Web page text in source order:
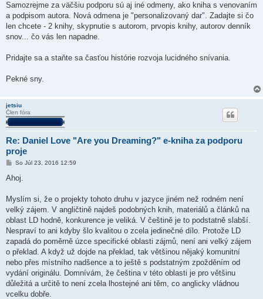
Samozrejme za väčšiu podporu sú aj iné odmeny, ako kniha s venovaním
a podpisom autora. Nová odmena je "personalizovaný dar". Zadajte si čo
len chcete - 2 knihy, skypnutie s autorom, prvopis knihy, autorov denník
snov... čo vás len napadne.
Pridajte sa a staňte sa časťou histórie rozvoja lucidného snívania.
Pekné sny.
jetsiu
Člen fóra
Re: Daniel Love "Are you Dreaming?" e-kniha za podporu
proje
P
í
e
v
o
k
So Júl 23, 2016 12:59
Ahoj.
Myslím si, že o projekty tohoto druhu v jazyce jiném než rodném není
velký zájem. V angličtině najdeš podobných knih, materiálů a článků na
oblast LD hodně, konkurence je veliká. V češtině je to podstatně slabší.
Nespraví to ani kdyby šlo kvalitou o zcela jedinečné dílo. Protože LD
zapadá do poměrně úzce specifické oblasti zájmů, není ani velký zájem
o překlad. A když už dojde na překlad, tak většinou nějaký komunitní
nebo přes místního nadšence a to ještě s podstatným zpožděním od
vydání originálu. Domnívám, že čeština v této oblasti je pro většinu
důležitá a určitě to není zcela lhostejné ani těm, co anglicky vládnou
vcelku dobře.